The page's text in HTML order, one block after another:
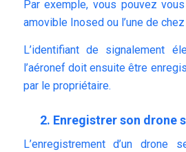
Par exemple, vous pouvez
amovible Inosedou l’une de chez
L’identifiant de signalement
l’aéronef doit ensuite être
par le propriétaire.
2. Enregistrer son drone
L’enregistrement d’un drone